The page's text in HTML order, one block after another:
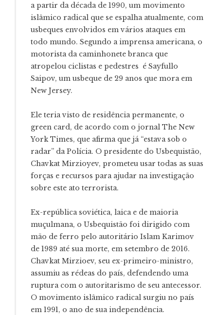
a partir da década de 1990, um movimento
islâmico radical que se espalha atualmente, com
usbeques envolvidos em vários ataques em
todo mundo. Segundo a imprensa americana, o
motorista da caminhonete branca que
atropelou ciclistas e pedestres é Sayfullo
Saipov, um usbeque de 29 anos que mora em
New Jersey.
Ele teria visto de residência permanente, o
green card, de acordo com o jornal The New
York Times, que afirma que já “estava sob o
radar” da Polícia. O presidente do Usbequistão,
Chavkat Mirzioyev, prometeu usar todas as suas
forças e recursos para ajudar na investigação
sobre este ato terrorista.
Ex-república soviética, laica e de maioria
muçulmana, o Usbequistão foi dirigido com
mão de ferro pelo autoritário Islam Karimov
de 1989 até sua morte, em setembro de 2016.
Chavkat Mirzioev, seu ex-primeiro-ministro,
assumiu as rédeas do país, defendendo uma
ruptura com o autoritarismo de seu antecessor.
O movimento islâmico radical surgiu no país
em 1991, o ano de sua independência.